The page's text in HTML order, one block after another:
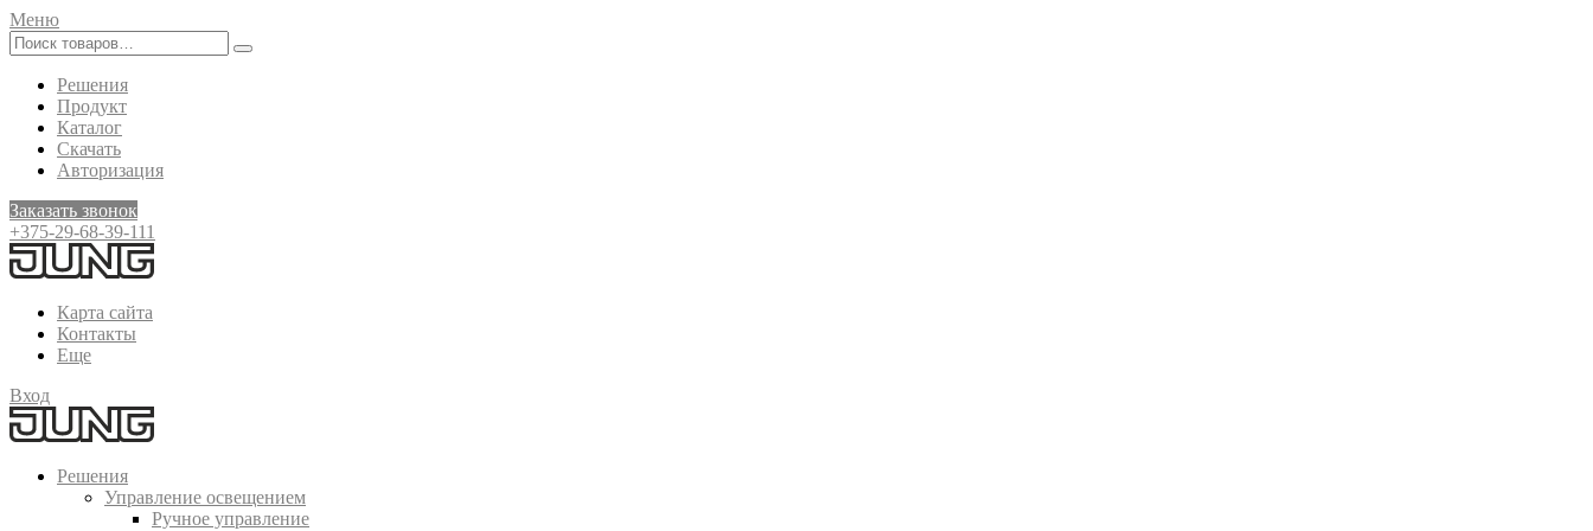
Меню
Решения
Продукт
Каталог
Скачать
Авторизация
Заказать звонок
+375-29-68-39-111
Карта сайта
Контакты
Еще
Вход
Решения
Управление освещением
Ручное управление